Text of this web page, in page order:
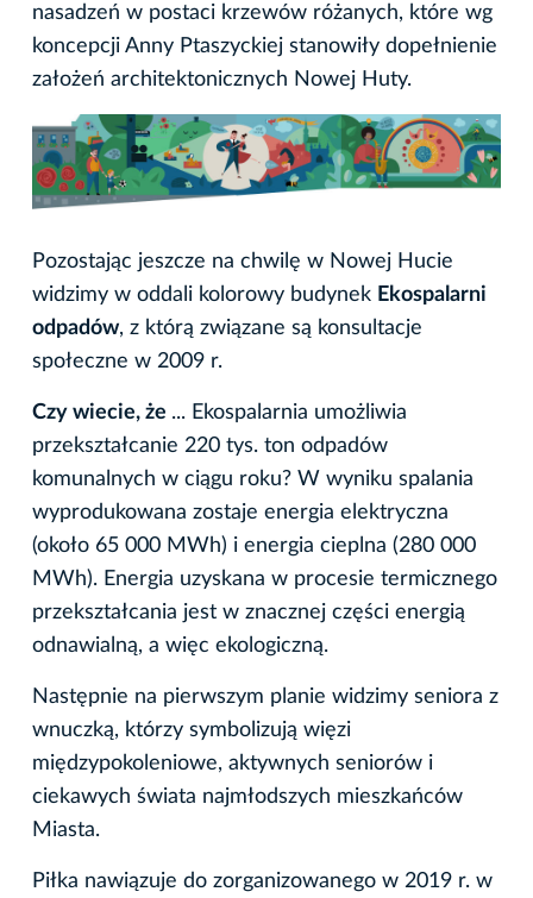
nasadzeń w postaci krzewów różanych, które wg
koncepcji Anny Ptaszyckiej stanowiły dopełnienie
założeń architektonicznych Nowej Huty.
Pozostając jeszcze na chwilę w Nowej Hucie
widzimy w oddali kolorowy budynek Ekospalarni
odpadów, z którą związane są konsultacje
społeczne w 2009 r.
Czy wiecie, że ... Ekospalarnia umożliwia
przekształcanie 220 tys. ton odpadów
komunalnych w ciągu roku? W wyniku spalania
wyprodukowana zostaje energia elektryczna
(około 65 000 MWh) i energia cieplna (280 000
MWh). Energia uzyskana w procesie termicznego
przekształcania jest w znacznej części energią
odnawialną, a więc ekologiczną.
Następnie na pierwszym planie widzimy seniora z
wnuczką, którzy symbolizują więzi
międzypokoleniowe, aktywnych seniorów i
ciekawych świata najmłodszych mieszkańców
Miasta.
Piłka nawiązuje do zorganizowanego w 2019 r. w